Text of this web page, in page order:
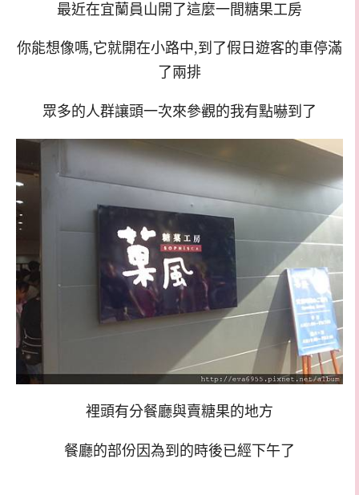
最近在宜蘭員山開了這麼一間糖果工房
你能想像嗎,它就開在小路中,到了假日遊客的車停滿
了兩排
眾多的人群讓頭一次來參觀的我有點嚇到了
裡頭有分餐廳與賣糖果的地方
餐廳的部份因為到的時後已經下午了